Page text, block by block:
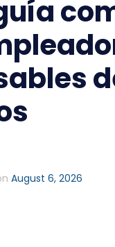
August 6, 2026